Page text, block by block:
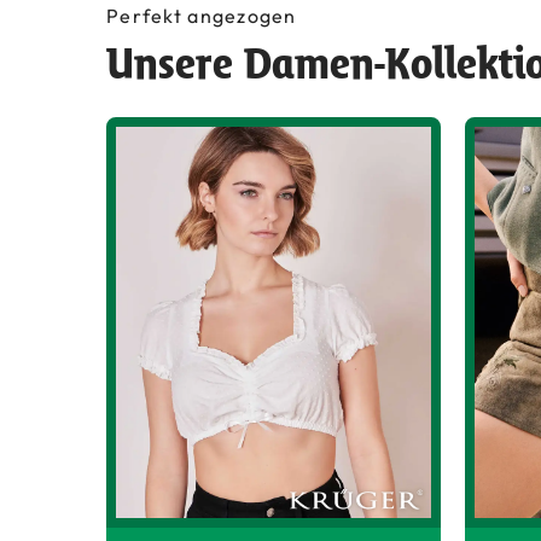
Perfekt angezogen
Unsere Damen-